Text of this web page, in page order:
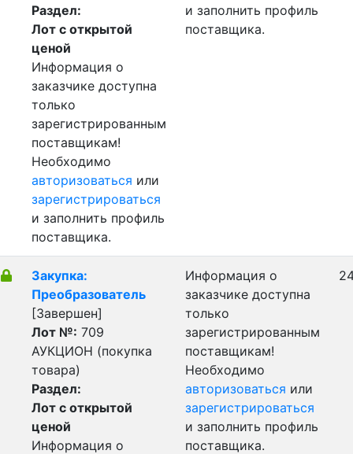
Раздел:
Лот с открытой
ценой
Информация о
заказчике доступна
только
зарегистрированным
поставщикам!
Необходимо
авторизоваться или
зарегистрироваться
и заполнить профиль
поставщика.
и заполнить профиль
поставщика.
Закупка:
Преобразователь
[Завершен]
Лот №: 709
АУКЦИОН (покупка
товара)
Раздел:
Лот с открытой
ценой
Информация о
Информация о
заказчике доступна
только
зарегистрированным
поставщикам!
Необходимо
авторизоваться или
зарегистрироваться
и заполнить профиль
поставщика.